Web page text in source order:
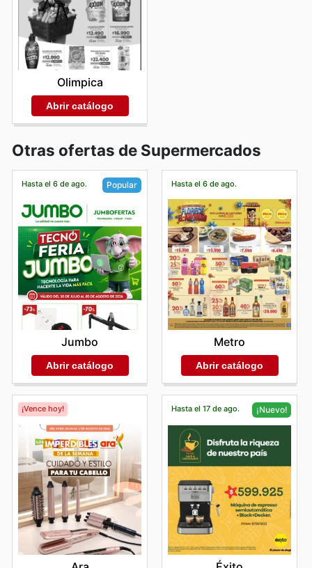
Olimpica
Abrir catálogo
Otras ofertas de Supermercados
Hasta el 6 de ago. Popular
Jumbo
Abrir catálogo
Hasta el 6 de ago.
Metro
Abrir catálogo
¡Vence hoy! Hasta el 17 de ago. ¡Nuevo!